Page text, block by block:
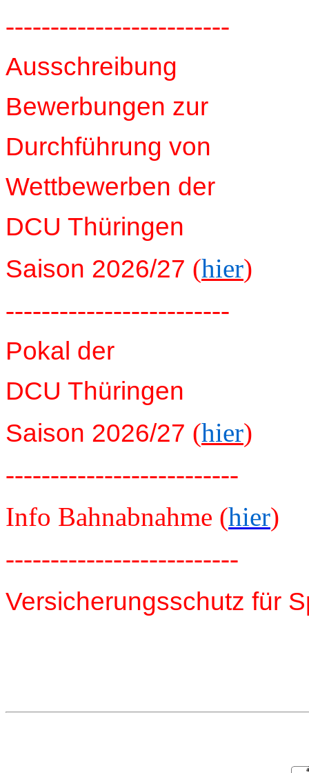
-------------------------
Ausschreibung
Bewerbungen zur
Durchführung von
Wettbewerben der
DCU Thüringen
Saison 2026/27 (hier)
-------------------------
Pokal der
DCU Thüringen
Saison 2026/27 (hier)
--------------------------
Info Bahnabnahme (hier)
--------------------------
Versicherungsschutz für